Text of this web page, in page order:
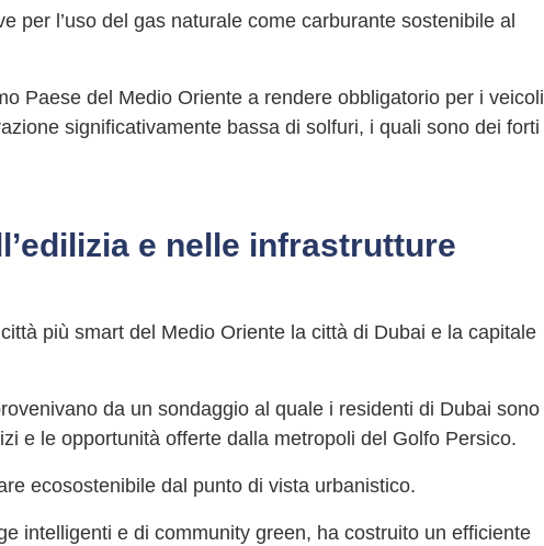
per l’uso del gas naturale come carburante sostenibile al
Paese del Medio Oriente a rendere obbligatorio per i veicoli
significativamente bassa di solfuri, i quali sono dei forti
e nelle infrastrutture
più smart del Medio Oriente la città di Dubai e la capitale
da un sondaggio al quale i residenti di Dubai sono
e le opportunità offerte dalla metropoli del Golfo Persico.
ecosostenibile dal punto di vista urbanistico.
intelligenti e di community green, ha costruito un efficiente